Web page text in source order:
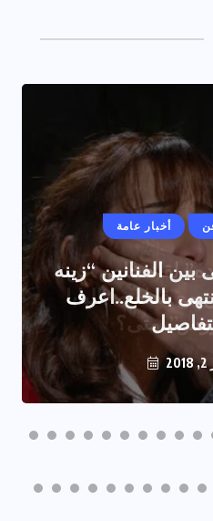
أخبار عامة
الفنانين “زينه
بالخلع..اعرف